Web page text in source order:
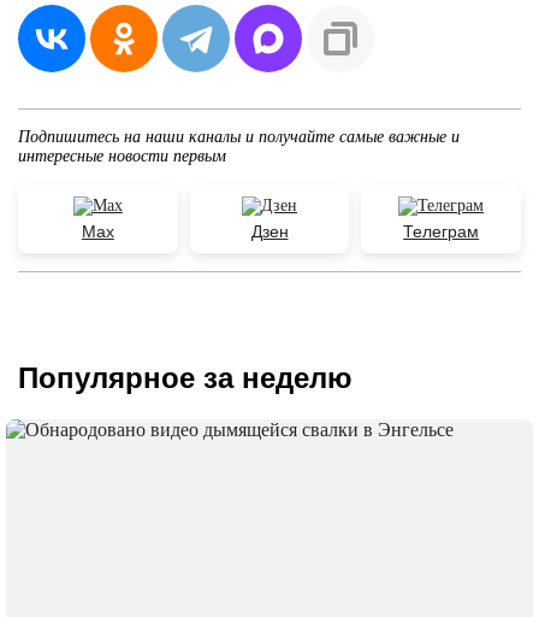
Подпишитесь на наши каналы и получайте самые важные и
интересные новости первым
Max Дзен Телеграм
Популярное за неделю